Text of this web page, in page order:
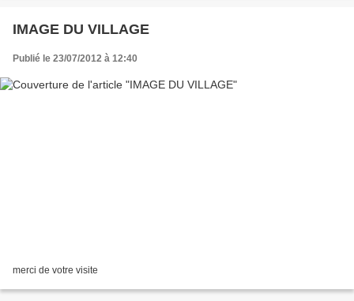
IMAGE DU VILLAGE
Publié le 23/07/2012 à 12:40
merci de votre visite